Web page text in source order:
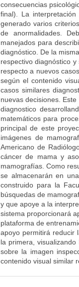
consecuencias
final). La
generado varios
de anormalidades.
manejados para
diagnóstico. De la
respectivo diagnóstico
respecto a nuevos
según el contenido
casos similares
nuevas decisiones.
diagnostico
matemáticos para
principal de este
imágenes de
Americano de
cáncer de mama y
mamografías. Como
se almacenarán en
construido para la
búsquedas de
y que apoye a la
sistema proporcionará
plataforma de
apoyo permitirá reducir
la primera,
sobre la imagen
contenido visual similar